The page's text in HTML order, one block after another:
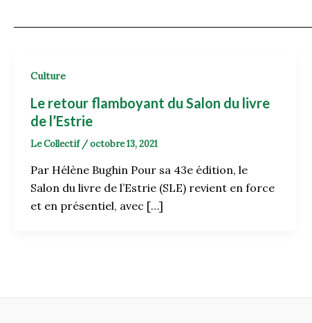
Culture
Le retour flamboyant du Salon du livre
de l’Estrie
Le Collectif /octobre 13, 2021
Par Hélène Bughin Pour sa 43e édition, le
Salon du livre de l’Estrie (SLE) revient en force
et en présentiel, avec […]